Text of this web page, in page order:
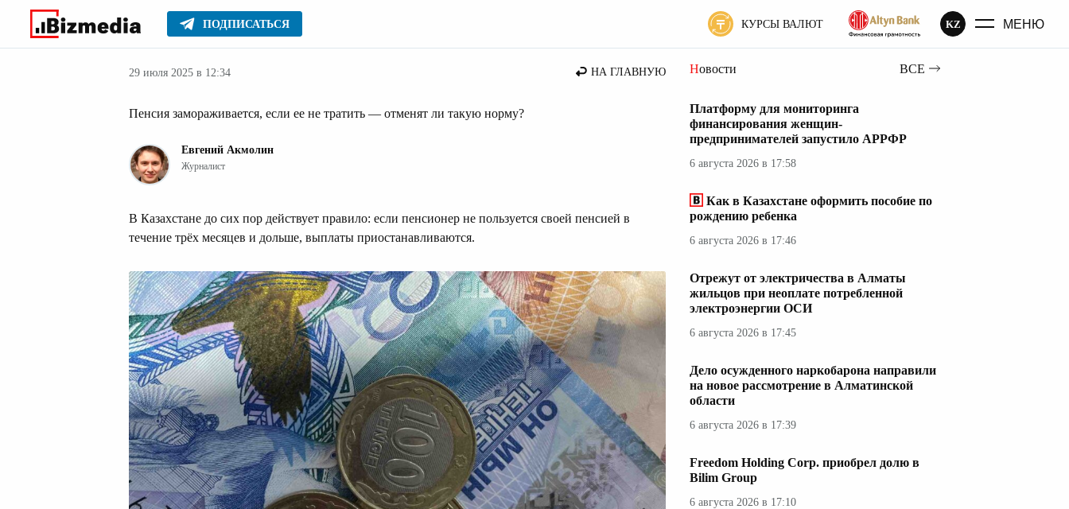
ПОДПИСАТЬСЯ КУРСЫ ВАЛЮТ KZ МЕНЮ
Главное Серьезное Деньги
29 июля 2025 в 12:34 НА ГЛАВНУЮ
Пенсия замораживается, если ее не тратить — отменят ли такую норму?
Евгений Акмолин
Журналист
В Казахстане до сих пор действует правило: если пенсионер не пользуется своей пенсией в
течение трёх месяцев и дольше, выплаты приостанавливаются.
Новости ВСЕ
Платформу для мониторинга
финансирования женщин-
предпринимателей запустило АРРФР
6 августа 2026 в 17:58
Как в Казахстане оформить пособие по
рождению ребенка
6 августа 2026 в 17:46
Отрежут от электричества в Алматы
жильцов при неоплате потребленной
электроэнергии ОСИ
6 августа 2026 в 17:45
Дело осужденного наркобарона направили
на новое рассмотрение в Алматинской
области
6 августа 2026 в 17:39
Freedom Holding Corp. приобрел долю в
Bilim Group
6 августа 2026 в 17:10